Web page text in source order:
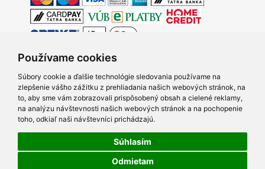
Používame cookies
Súbory cookie a ďalšie technológie sledovania používame na
zlepšenie vášho zážitku z prehliadania našich webových stránok, na
to, aby sme vám zobrazovali prispôsobený obsah a cielené reklamy,
na analýzu návštevnosti našich webových stránok a na pochopenie
toho, odkiaľ naši návštevníci prichádzajú.
Súhlasím
Odmietam
© 2005- 2026 TRACO Computers s.r.o., Všetky práva vyhradené.